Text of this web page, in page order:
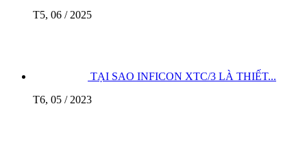
T5, 06 / 2025
TẠI SAO INFICON XTC/3 LÀ THIẾT...
T6, 05 / 2023